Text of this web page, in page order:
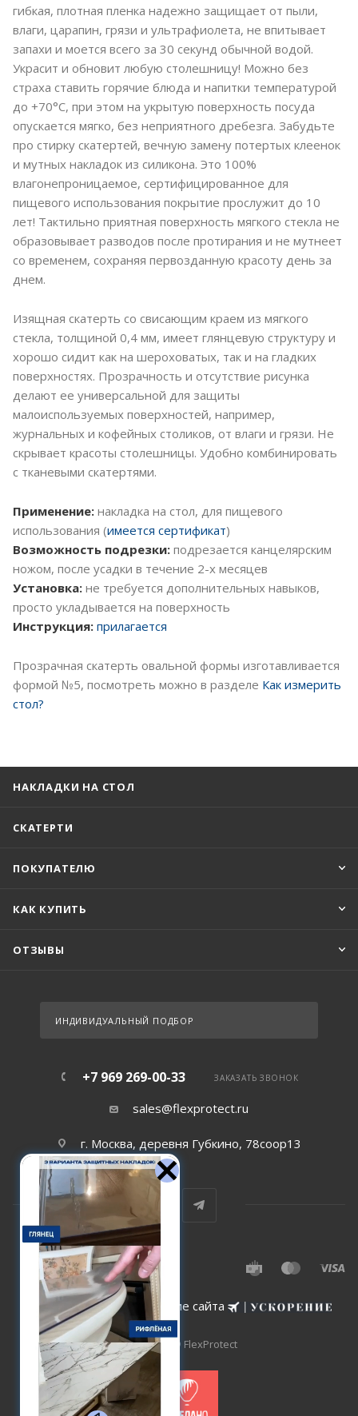
гибкая, плотная пленка надежно защищает от пыли,
влаги, царапин, грязи и ультрафиолета, не впитывает
запахи и моется всего за 30 секунд обычной водой.
Украсит и обновит любую столешницу! Можно без
страха ставить горячие блюда и напитки температурой
до +70°C, при этом на укрытую поверхность посуда
опускается мягко, без неприятного дребезга. Забудьте
про стирку скатертей, вечную замену потертых клеенок
и мутных накладок из силикона. Это 100%
влагонепроницаемое, сертифицированное для
пищевого использования покрытие прослужит до 10
лет! Тактильно приятная поверхность мягкого стекла не
образовывает разводов после протирания и не мутнеет
со временем, сохраняя первозданную красоту день за
днем.
Изящная скатерть со свисающим краем из мягкого
стекла, толщиной 0,4 мм, имеет глянцевую структуру и
хорошо сидит как на шероховатых, так и на гладких
поверхностях. Прозрачность и отсутствие рисунка
делают ее универсальной для защиты
малоиспользуемых поверхностей, например,
журнальных и кофейных столиков, от влаги и грязи. Не
скрывает красоты столешницы. Удобно комбинировать
с тканевыми скатертями.
Применение: накладка на стол, для пищевого
использования (имеется сертификат)
Возможность подрезки: подрезается канцелярским
ножом, после усадки в течение 2-х месяцев
Установка: не требуется дополнительных навыков,
просто укладывается на поверхность
Инструкция: прилагается
Прозрачная скатерть овальной формы изготавливается
формой №5, посмотреть можно в разделе Как измерить
стол?
НАКЛАДКИ НА СТОЛ
СКАТЕРТИ
ПОКУПАТЕЛЮ
КАК КУПИТЬ
ОТЗЫВЫ
ИНДИВИДУАЛЬНЫЙ ПОДБОР
+7 969 269-00-33 ЗАКАЗАТЬ ЗВОНОК
sales@flexprotect.ru
г. Москва, деревня Губкино, 78соор13
Создание и сопровождение сайта
2015-2026 © FlexProtect